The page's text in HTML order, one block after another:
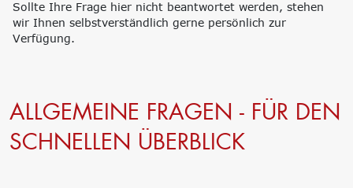
k-branche.de
Corporate Carbon
Footprint (CCF)
Sollte Ihre Frage hier nicht beantwortet werden, stehen
wir Ihnen selbstverständlich gerne persönlich zur
Verfügung.
ALLGEMEINE FRAGEN - FÜR DEN
SCHNELLEN ÜBERBLICK